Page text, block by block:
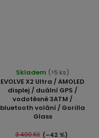
EVOLVE X2 Ultra / AMOLED
displej / duální GPS /
vodotěsné 3ATM /
bluetooth volání / Gorilla
Glass
hodnocení
produktu
je
5,0
5
Skladem (>5 ks)
3 490 Kč (–42 %)